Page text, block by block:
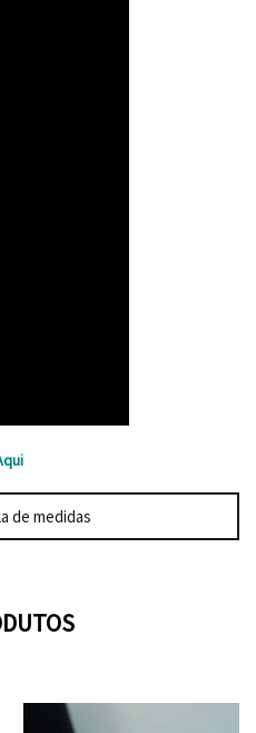
de medidas